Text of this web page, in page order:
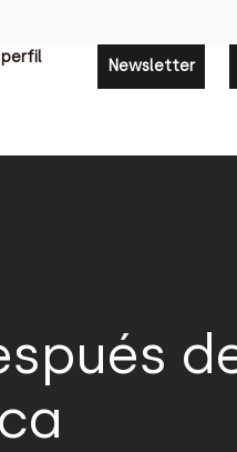
perfil Newsletter